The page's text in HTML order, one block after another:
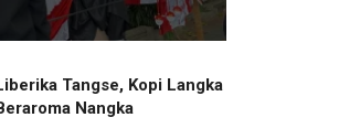
Tangse, Kopi Langka
Nangka